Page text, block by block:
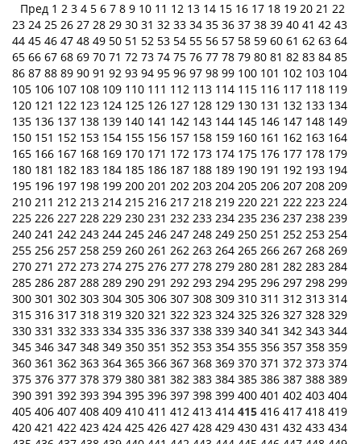
Пред 1 2 3 4 5 6 7 8 9 10 11 12 13 14 15 16 17 18 19 20 21 22
23 24 25 26 27 28 29 30 31 32 33 34 35 36 37 38 39 40 41 42 43
44 45 46 47 48 49 50 51 52 53 54 55 56 57 58 59 60 61 62 63 64
65 66 67 68 69 70 71 72 73 74 75 76 77 78 79 80 81 82 83 84 85
86 87 88 89 90 91 92 93 94 95 96 97 98 99 100 101 102 103 104
105 106 107 108 109 110 111 112 113 114 115 116 117 118 119
120 121 122 123 124 125 126 127 128 129 130 131 132 133 134
135 136 137 138 139 140 141 142 143 144 145 146 147 148 149
150 151 152 153 154 155 156 157 158 159 160 161 162 163 164
165 166 167 168 169 170 171 172 173 174 175 176 177 178 179
180 181 182 183 184 185 186 187 188 189 190 191 192 193 194
195 196 197 198 199 200 201 202 203 204 205 206 207 208 209
210 211 212 213 214 215 216 217 218 219 220 221 222 223 224
225 226 227 228 229 230 231 232 233 234 235 236 237 238 239
240 241 242 243 244 245 246 247 248 249 250 251 252 253 254
255 256 257 258 259 260 261 262 263 264 265 266 267 268 269
270 271 272 273 274 275 276 277 278 279 280 281 282 283 284
285 286 287 288 289 290 291 292 293 294 295 296 297 298 299
300 301 302 303 304 305 306 307 308 309 310 311 312 313 314
315 316 317 318 319 320 321 322 323 324 325 326 327 328 329
330 331 332 333 334 335 336 337 338 339 340 341 342 343 344
345 346 347 348 349 350 351 352 353 354 355 356 357 358 359
360 361 362 363 364 365 366 367 368 369 370 371 372 373 374
375 376 377 378 379 380 381 382 383 384 385 386 387 388 389
390 391 392 393 394 395 396 397 398 399 400 401 402 403 404
405 406 407 408 409 410 411 412 413 414 415 416 417 418 419
420 421 422 423 424 425 426 427 428 429 430 431 432 433 434